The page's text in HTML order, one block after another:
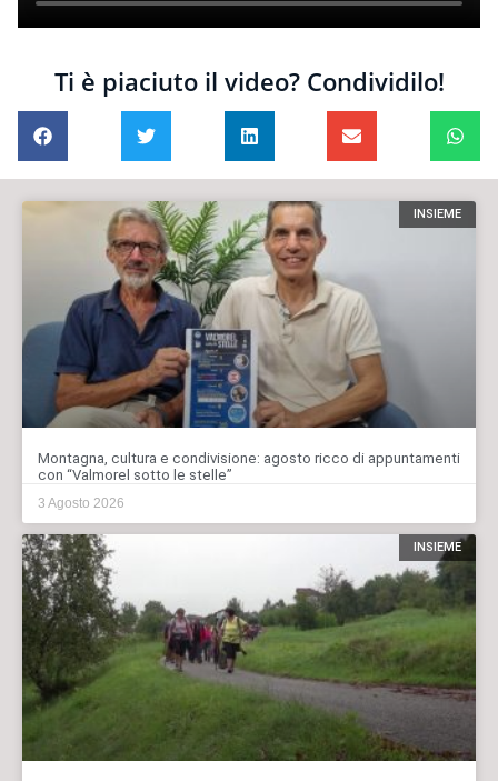
Ti è piaciuto il video? Condividilo!
INSIEME
Montagna, cultura e condivisione: agosto ricco di appuntamenti
con “Valmorel sotto le stelle”
3 Agosto 2026
INSIEME